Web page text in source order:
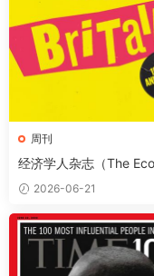
周刊
经济学人杂志（The
t）2026年6月20日（
+音频+Kindle版）
2026-06-21